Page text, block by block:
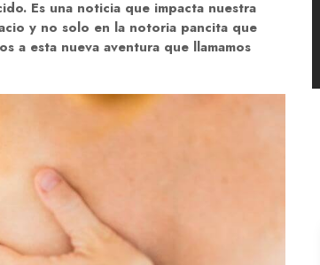
Es una noticia que impacta nuestra
y no solo en la notoria pancita que
a esta nueva aventura que llamamos